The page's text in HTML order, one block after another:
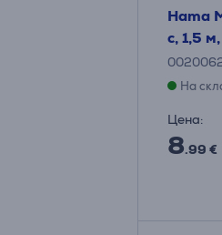
Hama
с, 1,5
На
Цена:
8.99 €